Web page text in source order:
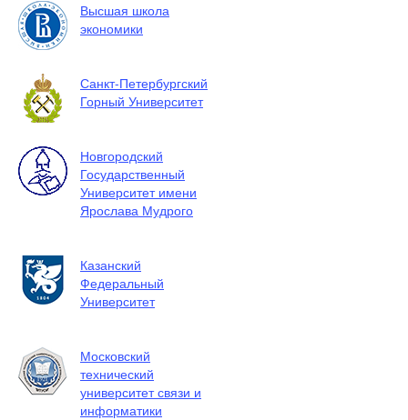
Высшая школа
экономики
Санкт-Петербургский
Горный Университет
Новгородский
Государственный
Университет имени
Ярослава Мудрого
Казанский
Федеральный
Университет
Московский
технический
университет связи и
информатики